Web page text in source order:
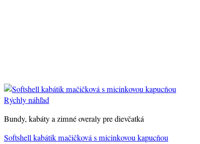
Rýchly náhľad
Bundy, kabáty a zimné overaly pre dievčatká
Softshell kabátik mačičková s micinkovou kapucňou